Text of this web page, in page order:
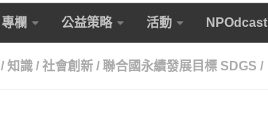
專欄 公益策略 活動 NPOdcast
/ 知識 / 社會創新 / 聯合國永續發展目標 SDGS /